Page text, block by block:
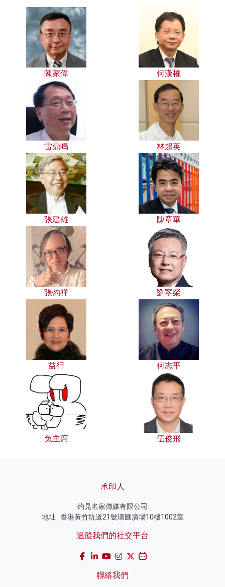
陳家偉 何漢權
雷鼎鳴 林超英
張建雄 陳章華
張灼祥 劉寧榮
益行 何志平
兔主席 伍俊飛
承印人
灼見名家傳媒有限公司
地址 : 香港黃竹坑道21號環匯廣場10樓1002室
追蹤我們的社交平台
聯絡我們